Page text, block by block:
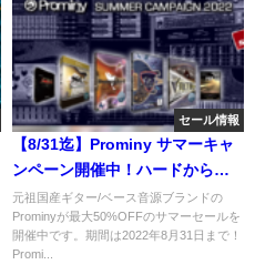
セール情報
【8/31迄】Prominy サマーキャ
ンペーン開催中！ハードからメ
ロウまで。ギター/ベース/エレピ
音源が最大50%OFF！
元祖国産ギター/ベース音源ブランドの
Prominyが最大50%OFFのサマーセールを
開催中です。期間は2022年8月31日まで！
Promi...